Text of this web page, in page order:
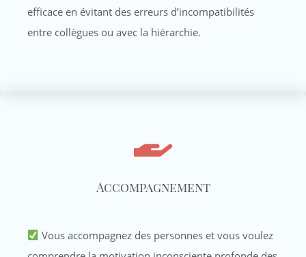
efficace en évitant des erreurs d’incompatibilités
entre collègues ou avec la hiérarchie.
Accompagnement
Vous accompagnez des personnes et vous voulez